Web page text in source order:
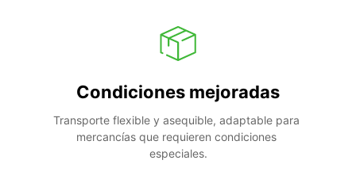
Condiciones mejoradas
Transporte flexible y asequible, adaptable para
mercancías que requieren condiciones
especiales.